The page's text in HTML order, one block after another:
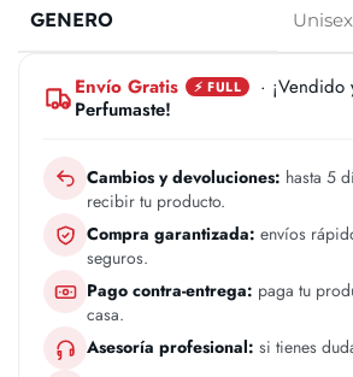
GENERO Unisex
Envío Gratis ⚡ FULL
·
Perfumaste!
Cambios y devoluciones: hasta 5
recibir tu producto.
Compra garantizada: envíos
seguros.
Pago contra-entrega: paga tu
casa.
Asesoría profesional: si tienes